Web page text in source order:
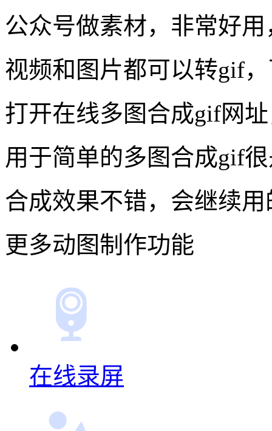
打开在线多图合成gif网
用于简单的多图合成gif
合成效果不错，会继续用
更多动图制作功能
在线录屏
多图合成GIF